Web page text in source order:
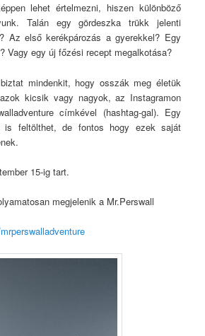
lehet értelmezni, hiszen különböző
Talán egy gördeszka trükk jelenti
Az első kerékpározás a gyerekkel? Egy
Vagy egy új főzési recept megalkotása?
mindenkit, hogy osszák meg életük
kicsik vagy nagyok, az Instagramon
címkével (hashtag-gal). Egy
is feltölthet, de fontos hogy ezek saját
15-ig tart.
megjelenik a Mr.Perswall